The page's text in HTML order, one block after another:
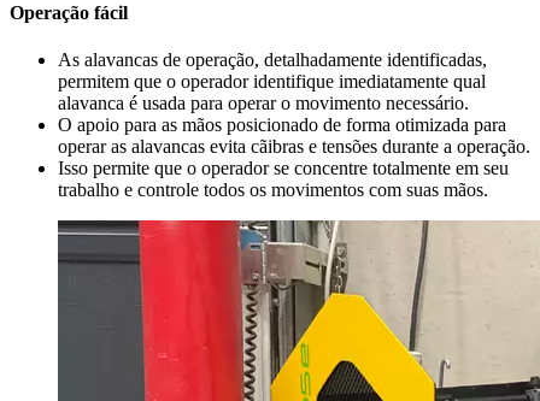
Operação fácil
As alavancas de operação, detalhadamente identificadas,
permitem que o operador identifique imediatamente qual
alavanca é usada para operar o movimento necessário.
O apoio para as mãos posicionado de forma otimizada para
operar as alavancas evita cãibras e tensões durante a operação.
Isso permite que o operador se concentre totalmente em seu
trabalho e controle todos os movimentos com suas mãos.